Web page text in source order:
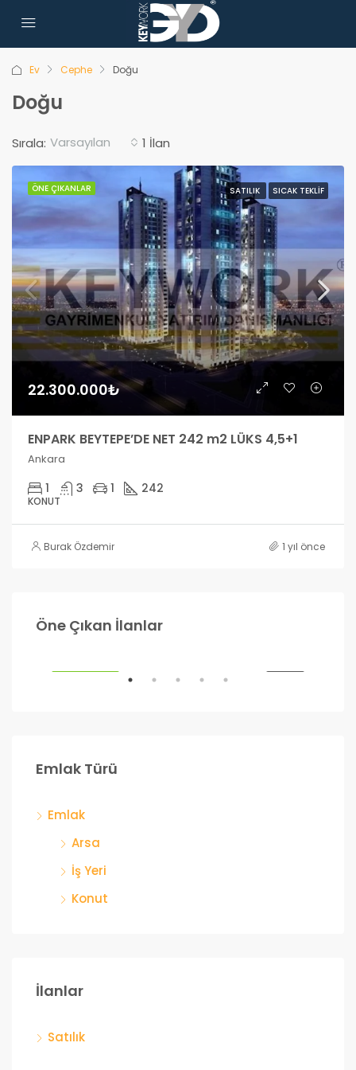
Ev Cephe Doğu
Doğu
1 İlan
Sırala: Varsayılan
ÖNE ÇIKANLAR SATILIK SICAK TEKLIF
22.300.000₺
ENPARK BEYTEPE’DE NET 242 m2 LÜKS 4,5+1
Ankara
1 3 1 242
KONUT
Burak Özdemir 1 yıl önce
Öne Çıkan İlanlar
990.000₺
Ankara
Emlak Türü
Emlak
Arsa
İş Yeri
Konut
İlanlar
Satılık